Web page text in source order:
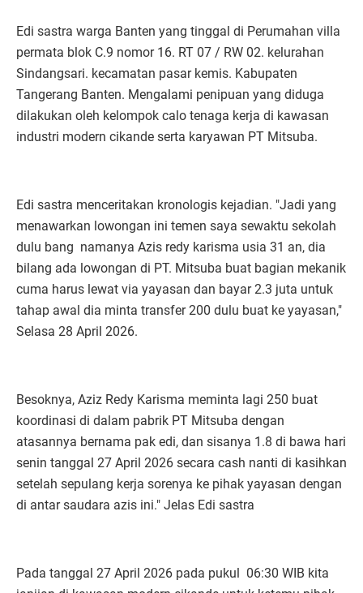
Edi sastra warga Banten yang tinggal di Perumahan villa
permata blok C.9 nomor 16. RT 07 / RW 02. kelurahan
Sindangsari. kecamatan pasar kemis. Kabupaten
Tangerang Banten. Mengalami penipuan yang diduga
dilakukan oleh kelompok calo tenaga kerja di kawasan
industri modern cikande serta karyawan PT Mitsuba.
Edi sastra menceritakan kronologis kejadian. "Jadi yang
menawarkan lowongan ini temen saya sewaktu sekolah
dulu bang namanya Azis redy karisma usia 31 an, dia
bilang ada lowongan di PT. Mitsuba buat bagian mekanik
cuma harus lewat via yayasan dan bayar 2.3 juta untuk
tahap awal dia minta transfer 200 dulu buat ke yayasan,"
Selasa 28 April 2026.
Besoknya, Aziz Redy Karisma meminta lagi 250 buat
koordinasi di dalam pabrik PT Mitsuba dengan
atasannya bernama pak edi, dan sisanya 1.8 di bawa hari
senin tanggal 27 April 2026 secara cash nanti di kasihkan
setelah sepulang kerja sorenya ke pihak yayasan dengan
di antar saudara azis ini." Jelas Edi sastra
Pada tanggal 27 April 2026 pada pukul 06:30 WIB kita